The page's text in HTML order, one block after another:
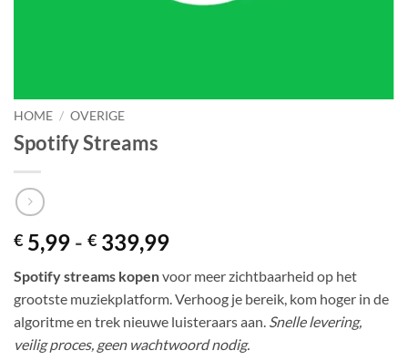
HOME / OVERIGE
Spotify Streams
€ 5,99 - € 339,99Prijsklasse:
tot
€ 339,99
Spotify streams kopenvoor meer zichtbaarheid op het
grootste muziekplatform. Verhoog je bereik, kom hoger in de
algoritme en trek nieuwe luisteraars aan. Snelle levering,
veilig proces, geen wachtwoord nodig.